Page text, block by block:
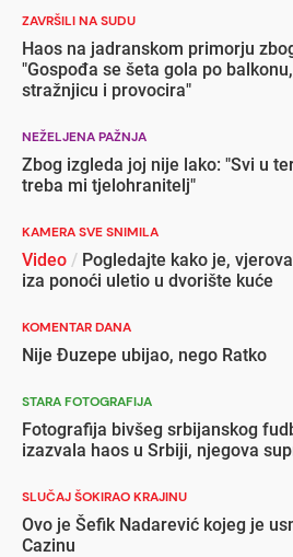
ZAVRŠILI NA SUDU
Haos na jadranskom primorju
"Gospođa se šeta gola po
stražnjicu i provocira"
NEŽELJENA PAŽNJA
Zbog izgleda joj nije lako: "Svi u
treba mi tjelohranitelj"
KAMERA SVE SNIMILA
Video / Pogledajte kako je,
iza ponoći uletio u dvorište kuće
KOMENTAR DANA
Nije Đuzepe ubijao, nego Ratko
STARA FOTOGRAFIJA
Fotografija bivšeg srbijanskog
izazvala haos u Srbiji, njegova
SLUČAJ ŠOKIRAO KRAJINU
Ovo je Šefik Nadarević kojeg je
Cazinu